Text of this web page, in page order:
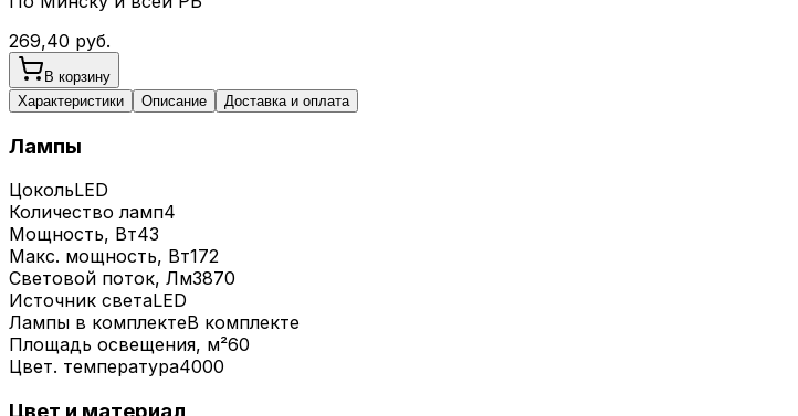
269,40 руб.
В корзину
Характеристики
Описание Доставка и оплата
Лампы
ЦокольLED
Количество ламп4
Мощность, Вт43
Макс. мощность, Вт172
Световой поток, Лм3870
Источник светаLED
Лампы в комплектеВ комплекте
Площадь освещения, м²60
Цвет. температура4000